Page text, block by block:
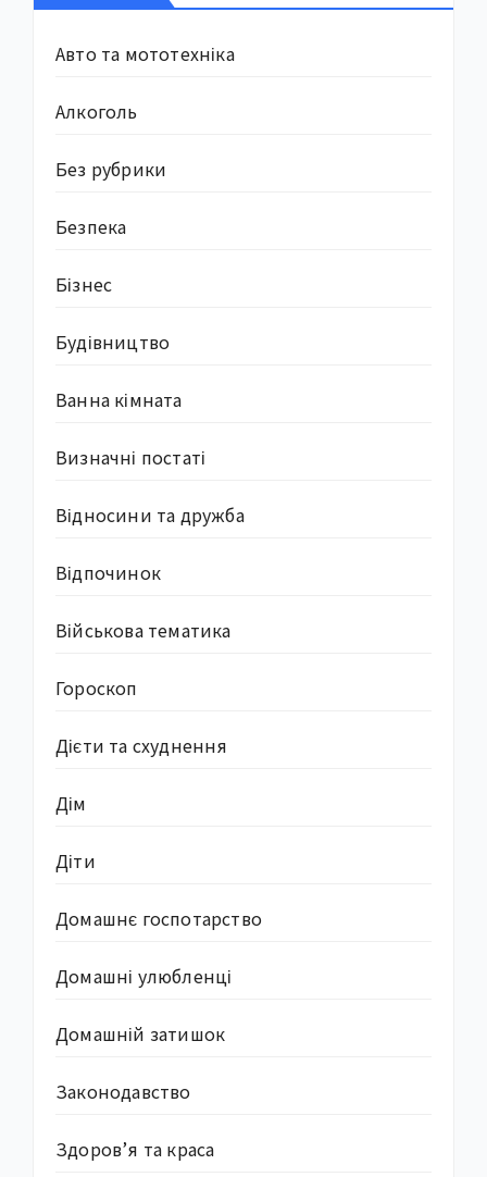
Авто та мототехніка
Алкоголь
Без рубрики
Безпека
Бізнес
Будівництво
Ванна кімната
Визначні постаті
Відносини та дружба
Відпочинок
Військова тематика
Гороскоп
Дієти та схуднення
Дім
Діти
Домашнє госпотарство
Домашні улюбленці
Домашній затишок
Законодавство
Здоров’я та краса